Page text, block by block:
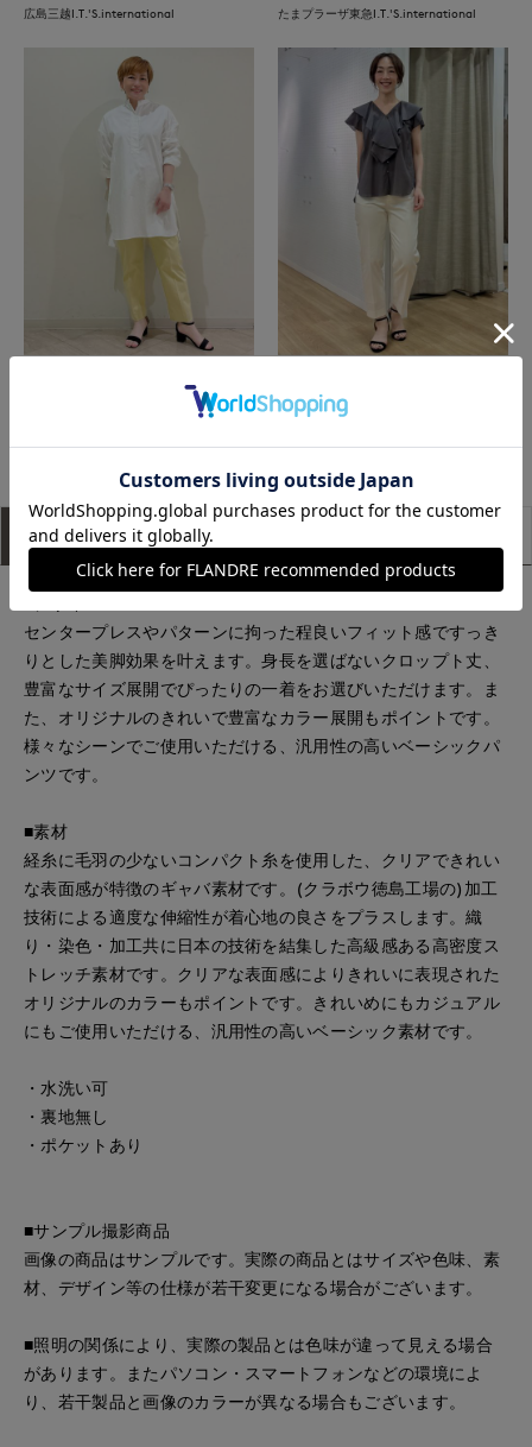
広島三越I.T.'S.international たまプラーザ東急I.T.'S.international
アイテム説明
センタープレスやパターンに拘った程良いフィット感ですっき
りとした美脚効果を叶えます。身長を選ばないクロップト丈、
豊富なサイズ展開でぴったりの一着をお選びいただけます。ま
た、オリジナルのきれいで豊富なカラー展開もポイントです。
様々なシーンでご使用いただける、汎用性の高いベーシックパ
ンツです。
■素材
経糸に毛羽の少ないコンパクト糸を使用した、クリアできれい
な表面感が特徴のギャバ素材です。(クラボウ徳島工場の)加工
技術による適度な伸縮性が着心地の良さをプラスします。織
り・染色・加工共に日本の技術を結集した高級感ある高密度ス
トレッチ素材です。クリアな表面感によりきれいに表現された
オリジナルのカラーもポイントです。きれいめにもカジュアル
にもご使用いただける、汎用性の高いベーシック素材です。
・水洗い可
・裏地無し
・ポケットあり
■サンプル撮影商品
画像の商品はサンプルです。実際の商品とはサイズや色味、素
材、デザイン等の仕様が若干変更になる場合がございます。
■照明の関係により、実際の製品とは色味が違って見える場合
があります。またパソコン・スマートフォンなどの環境によ
り、若干製品と画像のカラーが異なる場合もございます。